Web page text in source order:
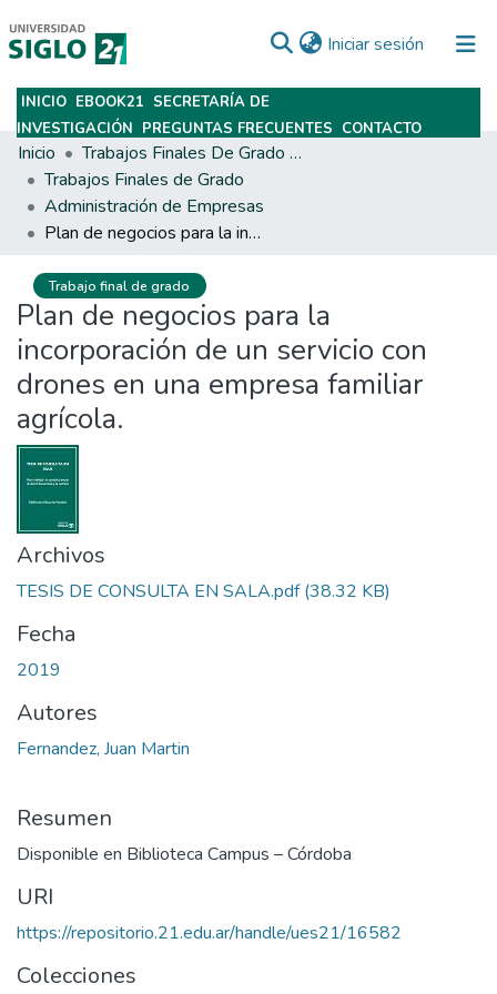
Iniciar sesión (current)
Subir
INICIO EBOOK21 SECRETARÍA DE
INVESTIGACIÓN PREGUNTAS FRECUENTES CONTACTO
Inicio
Trabajos Finales De Grado Y Posgrado
Trabajos Finales de Grado
Administración de Empresas
Plan de negocios para la incorporación de un servicio con drones en una empresa familiar agrícola.
Trabajo final de grado
Plan de negocios para la
incorporación de un servicio con
drones en una empresa familiar
agrícola.
Archivos
TESIS DE CONSULTA EN SALA.pdf(38.32 KB)
Fecha
2019
Autores
Fernandez, Juan Martin
Resumen
Disponible en Biblioteca Campus – Córdoba
URI
https://repositorio.21.edu.ar/handle/ues21/16582
Colecciones